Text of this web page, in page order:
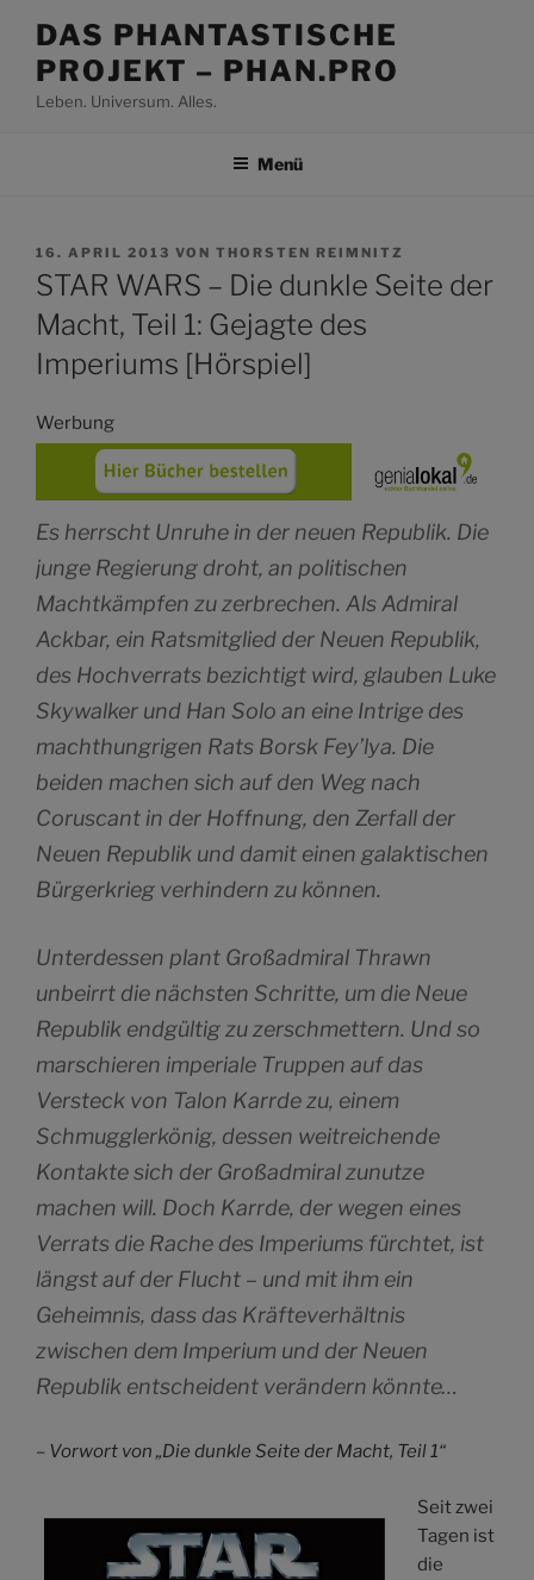
Inhalt
springen
DAS PHANTASTISCHE
PROJEKT – PHAN.PRO
Leben. Universum. Alles.
Menü
VERÖFFENTLICHT
AM
16. APRIL 2013 VON THORSTEN REIMNITZ
STAR WARS – Die dunkle Seite der
Macht, Teil 1: Gejagte des
Imperiums [Hörspiel]
Werbung
Es herrscht Unruhe in der neuen Republik. Die
junge Regierung droht, an politischen
Machtkämpfen zu zerbrechen. Als Admiral
Ackbar, ein Ratsmitglied der Neuen Republik,
des Hochverrats bezichtigt wird, glauben Luke
Skywalker und Han Solo an eine Intrige des
machthungrigen Rats Borsk Fey’lya. Die
beiden machen sich auf den Weg nach
Coruscant in der Hoffnung, den Zerfall der
Neuen Republik und damit einen galaktischen
Bürgerkrieg verhindern zu können.
Unterdessen plant Großadmiral Thrawn
unbeirrt die nächsten Schritte, um die Neue
Republik endgültig zu zerschmettern. Und so
marschieren imperiale Truppen auf das
Versteck von Talon Karrde zu, einem
Schmugglerkönig, dessen weitreichende
Kontakte sich der Großadmiral zunutze
machen will. Doch Karrde, der wegen eines
Verrats die Rache des Imperiums fürchtet, ist
längst auf der Flucht – und mit ihm ein
Geheimnis, dass das Kräfteverhältnis
zwischen dem Imperium und der Neuen
Republik entscheident verändern könnte…
– Vorwort von „Die dunkle Seite der Macht, Teil 1“
Seit zwei
Tagen ist
die